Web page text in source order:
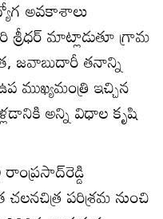
అవకాశాలు
శ్రీధర్‌ మాట్లాడుతూ గ్రామ
జవాబుదారీ తనాన్ని
ముఖ్యమంత్రి ఇచ్చిన
అన్ని విధాల కృషి
పరిశ్రమ నుంచి